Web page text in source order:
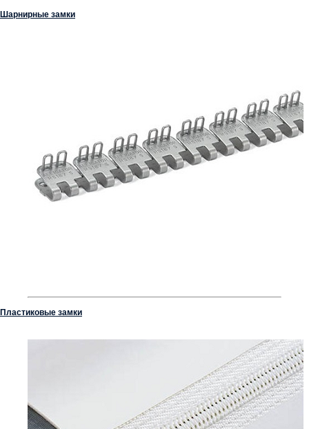
Шарнирные замки
Пластиковые замки